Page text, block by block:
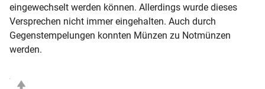
eingewechselt werden können. Allerdings wurde dieses
Versprechen nicht immer eingehalten. Auch durch
Gegenstempelungen konnten Münzen zu Notmünzen
werden.